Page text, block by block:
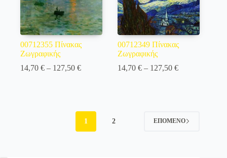
00712355 Πίνακας
Ζωγραφικής
14,70 € – 127,50 €Price
00712349 Πίνακας
Ζωγραφικής
14,70€ – 127,50€Price
1 2 ΕΠΌΜΕΝΟ